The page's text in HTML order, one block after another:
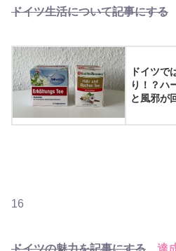
ドイツ生活について記事にする
ドイツで
り！？ハ
と風邪が
16
ドイツの魅力を記事にする 達